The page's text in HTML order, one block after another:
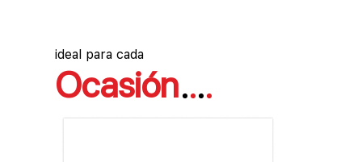
ideal para cada
Ocasión